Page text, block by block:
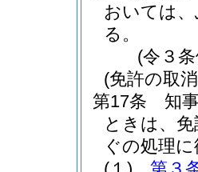
おいては
る。
(令３
(免許の取
第17条
知
ときは、
ぐの処理